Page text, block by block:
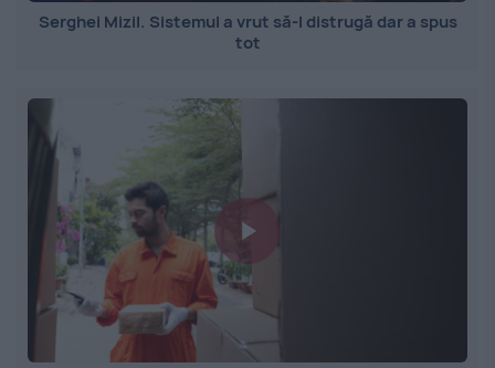
Serghei Mizil. Sistemul a vrut să-l distrugă dar a spus
tot